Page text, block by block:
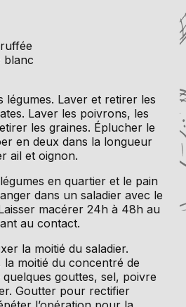
blanc
légumes. Laver et retirer les
Laver les poivrons, les
les graines. Éplucher le
en deux dans la longueur
ail et oignon.
en quartier et le pain
dans un saladier avec le
macérer 24h à 48h au
au contact.
la moitié du saladier.
moitié du concentré de
gouttes, sel, poivre
Goutter pour rectifier